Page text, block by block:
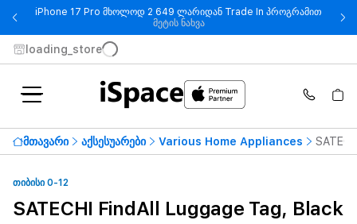
iPhone 17 Pro მხოლოდ 2 649 ლარიდან Trade In პროგრამით
მეტის ნახვა- iPhone 17 Pro მხოლოდ 2 649
loading_store
მთავარი აქსესუარები Various Home Appliances
ᲗᲘᲑᲘᲡᲘ 0-12
SATECHI FindAll Luggage Tag, Black